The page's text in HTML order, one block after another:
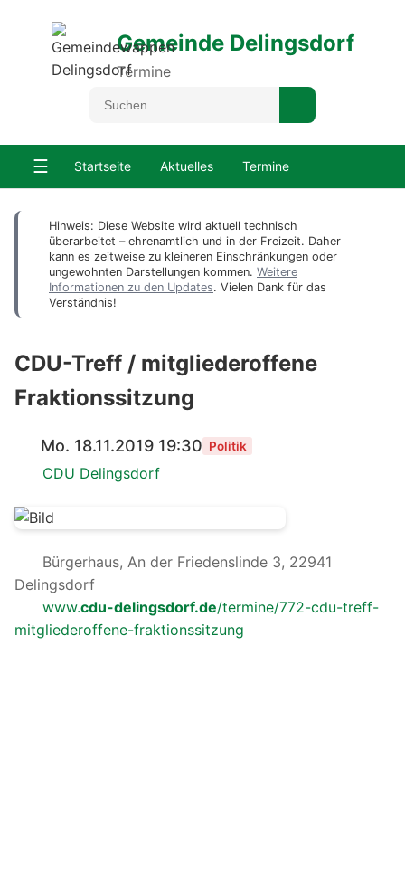
Gemeinde Delingsdorf
Termine
☰ Startseite Aktuelles Termine
Hinweis: Diese Website wird aktuell technisch
überarbeitet – ehrenamtlich und in der Freizeit. Daher
kann es zeitweise zu kleineren Einschränkungen oder
ungewohnten Darstellungen kommen. Weitere
Informationen zu den Updates. Vielen Dank für das
Verständnis!
CDU-Treff / mitgliederoffene
Fraktionssitzung
Mo. 18.11.2019 19:30 Politik
CDU Delingsdorf
Bürgerhaus, An der Friedenslinde 3, 22941
Delingsdorf
www.cdu-delingsdorf.de/termine/772-cdu-treff-
mitgliederoffene-fraktionssitzung